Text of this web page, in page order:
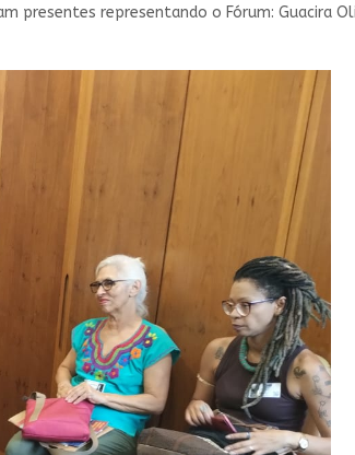
presentes representando o Fórum: Guacira